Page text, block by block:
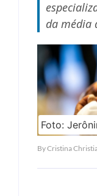
da média
Foto:
ByCristina